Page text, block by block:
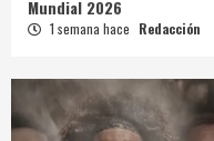
Mundial 2026
1 semana hace Redacción